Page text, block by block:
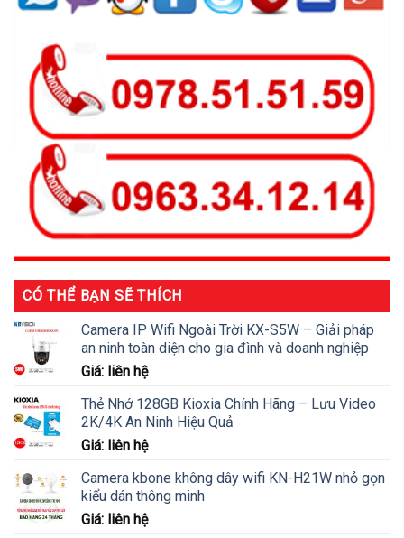
CÓ THỂ BẠN SẼ THÍCH
Camera IP Wifi Ngoài Trời KX-S5W – Giải pháp
an ninh toàn diện cho gia đình và doanh nghiệp
Giá: liên hệ
Thẻ Nhớ 128GB Kioxia Chính Hãng – Lưu Video
2K/4K An Ninh Hiệu Quả
Giá: liên hệ
Camera kbone không dây wifi KN-H21W nhỏ gọn
kiểu dán thông minh
Giá: liên hệ